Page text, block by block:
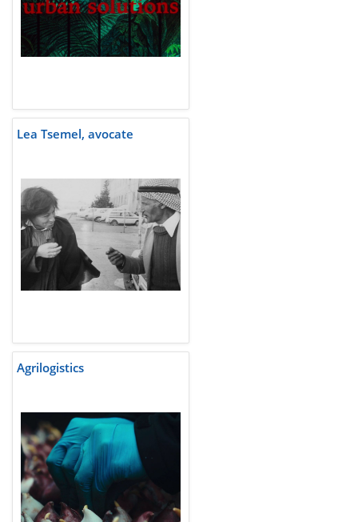
Lea Tsemel, avocate
Agrilogistics